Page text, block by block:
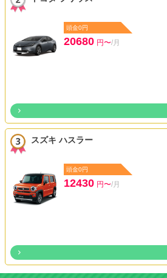
頭金0円
20680 円〜/月
スズキ ハスラー
頭金0円
12430 円〜/月